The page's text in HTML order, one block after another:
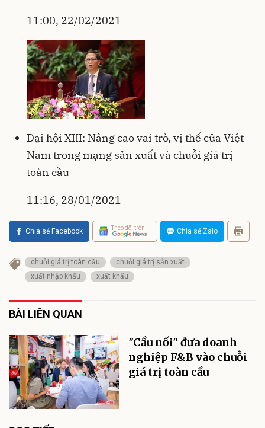
11:00, 22/02/2021
Đại hội XIII: Nâng cao vai trò, vị thế của Việt
Nam trong mạng sản xuất và chuỗi giá trị
toàn cầu
11:16, 28/01/2021
Chia sẻ Facebook Theo dõi trên Chia sẻ Zalo
chuỗi giá trị toàn cầu
chuỗi giá trị sản xuất
xuất nhập khẩu
xuất khẩu
BÀI LIÊN QUAN
"Cầu nối" đưa doanh
nghiệp F&B vào chuỗi
giá trị toàn cầu